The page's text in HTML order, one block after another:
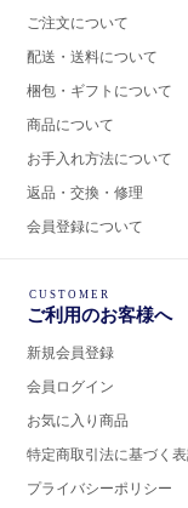
ご注文について
配送・送料について
梱包・ギフトについて
商品について
お手入れ方法について
返品・交換・修理
会員登録について
CUSTOMER
ご利用のお客様へ
新規会員登録
会員ログイン
お気に入り商品
特定商取引法に基づく
プライバシーポリシー